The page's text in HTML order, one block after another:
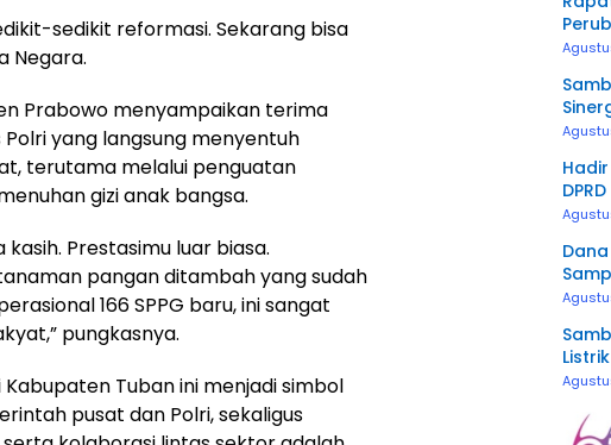
sedikit reformasi. Sekarang bisa
Negara.
Prabowo menyampaikan terima
yang langsung menyentuh
terutama melalui penguatan
gizi anak bangsa.
Prestasimu luar biasa.
pangan ditambah yang sudah
166 SPPG baru, ini sangat
pungkasnya.
Tuban ini menjadi simbol
pusat dan Polri, sekaligus
2027